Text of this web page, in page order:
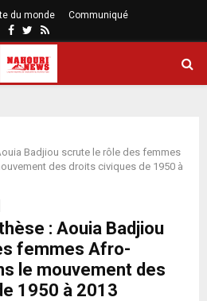
du monde Communiqué
Facebook
Twitter
Rss
Badjiou scrute le rôle des femmes
des droits civiques de 1950 à
: Aouia Badjiou
femmes Afro-
le mouvement des
1950 à 2013